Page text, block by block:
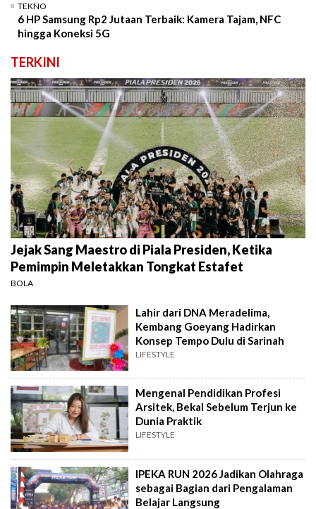
TEKNO
6 HP Samsung Rp2 Jutaan Terbaik: Kamera Tajam, NFC
hingga Koneksi 5G
TERKINI
Jejak Sang Maestro di Piala Presiden, Ketika
Pemimpin Meletakkan Tongkat Estafet
BOLA
Lahir dari DNA Meradelima,
Kembang Goeyang Hadirkan
Konsep Tempo Dulu di Sarinah
LIFESTYLE
Mengenal Pendidikan Profesi
Arsitek, Bekal Sebelum Terjun ke
Dunia Praktik
LIFESTYLE
IPEKA RUN 2026 Jadikan Olahraga
sebagai Bagian dari Pengalaman
Belajar Langsung